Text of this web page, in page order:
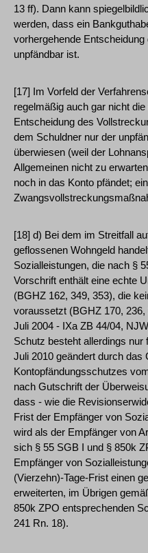
13 ff). Dann kann
werden, dass ein
vorhergehende
unpfändbar ist.
[17] Im Vorfeld der
regelmäßig auch gar nicht
Entscheidung des
dem Schuldner nur der
überwiesen (weil der
Allgemeinen nicht zu
noch in das Konto pfändet;
[18] d) Bei dem im Streitfall
geflossenen Wohngeld
Sozialleistungen, die nach §
Vorschrift enthält eine echte
(BGHZ 162, 349, 353), die
voraussetzt (BGHZ 170,
Juli 2004 - IXa ZB 44/04,
Schutz besteht allerdings nur
Juli 2010 geändert durch das
Kontopfändungsschutzes
nach Gutschrift der
dass - wie die
Frist der Empfänger von
wird als der Empfänger von
sich § 55 SGB I und § 850k
Empfänger von
(Vierzehn)-Tage-Frist einen
erweiterten, im Übrigen
850k ZPO entsprechenden
241 Rn. 18).